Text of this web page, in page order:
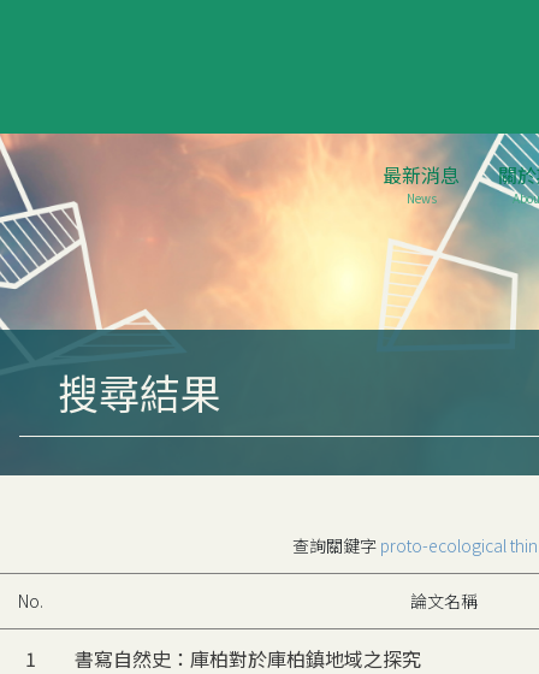
最新消息
News
關
搜尋結果
查詢關鍵字 proto-ecological
No. 論文名稱
1 書寫自然史：庫柏對於庫柏鎮地域之探究